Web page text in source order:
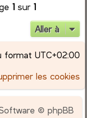
e
r
1 sur 1
Aller à
format UTC+02:00
les cookies
© phpBB